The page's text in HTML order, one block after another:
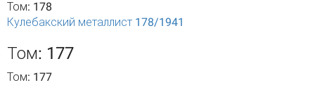
Том: 178
Кулебакский металлист 178/1941
Том: 177
Том: 177